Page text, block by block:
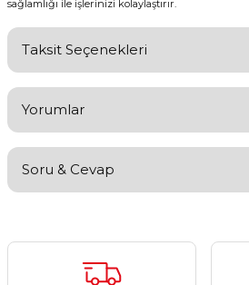
sağlamlığı ile işlerinizi kolaylaştırır.
Taksit Seçenekleri
Yorumlar
Yorum Yaz
Soru & Cevap
Ürün hakkında henüz soru